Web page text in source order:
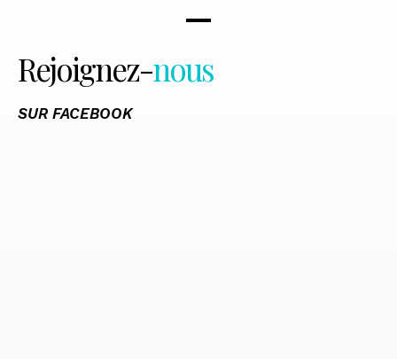
Rejoignez-nous
SUR FACEBOOK